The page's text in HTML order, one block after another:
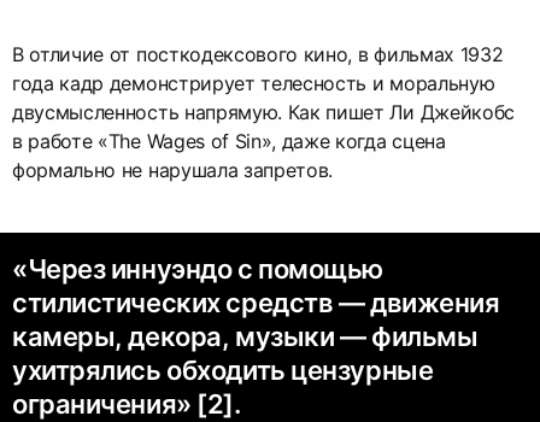
В отличие от посткодексового кино, в фильмах 1932
года кадр демонстрирует телесность и моральную
двусмысленность напрямую. Как пишет Ли Джейкобс
в работе «The Wages of Sin», даже когда сцена
формально не нарушала запретов.
«Через иннуэндо с помощью
стилистических средств — движения
камеры, декора, музыки — фильмы
ухитрялись обходить цензурные
ограничения» [2].